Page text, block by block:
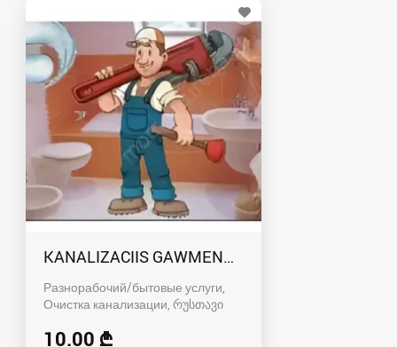
KANALIZACIIS GAWMENDA RUSTAVSHI -
Разнорабочий/бытовые услуги,
Очистка канализации რუსთავი
10.00 ₾